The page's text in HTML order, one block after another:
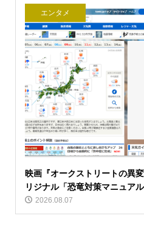
エンタメ
映画『オークストリートの
リジナル「恐竜対策マニュア
2026.08.07